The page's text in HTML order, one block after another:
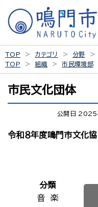
TOP カテゴリ 分野
TOP
組織 市民環境部
市民文化団体
公開日
令和８年度鳴門市文化
分類
音 楽